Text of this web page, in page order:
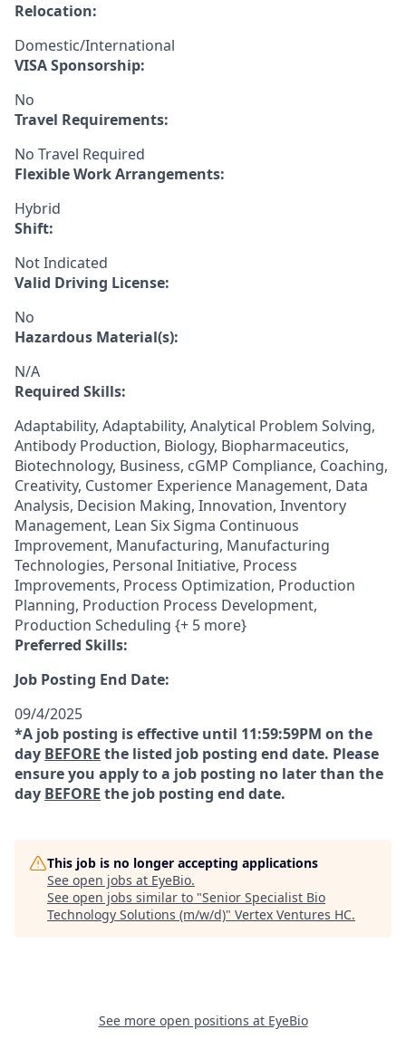
Relocation:
Domestic/International
VISA Sponsorship:
No
Travel Requirements:
No Travel Required
Flexible Work Arrangements:
Hybrid
Shift:
Not Indicated
Valid Driving License:
No
Hazardous Material(s):
N/A
Required Skills:
Adaptability, Adaptability, Analytical Problem Solving,
Antibody Production, Biology, Biopharmaceutics,
Biotechnology, Business, cGMP Compliance, Coaching,
Creativity, Customer Experience Management, Data
Analysis, Decision Making, Innovation, Inventory
Management, Lean Six Sigma Continuous
Improvement, Manufacturing, Manufacturing
Technologies, Personal Initiative, Process
Improvements, Process Optimization, Production
Planning, Production Process Development,
Production Scheduling {+ 5 more}
Preferred Skills:
Job Posting End Date:
09/4/2025
*A job posting is effective until 11:59:59PM on the
day BEFORE the listed job posting end date. Please
ensure you apply to a job posting no later than the
day BEFORE the job posting end date.
This job is no longer accepting applications
See open jobs at EyeBio.
See open jobs similar to "Senior Specialist Bio
Technology Solutions (m/w/d)" Vertex Ventures HC.
See more open positions at EyeBio